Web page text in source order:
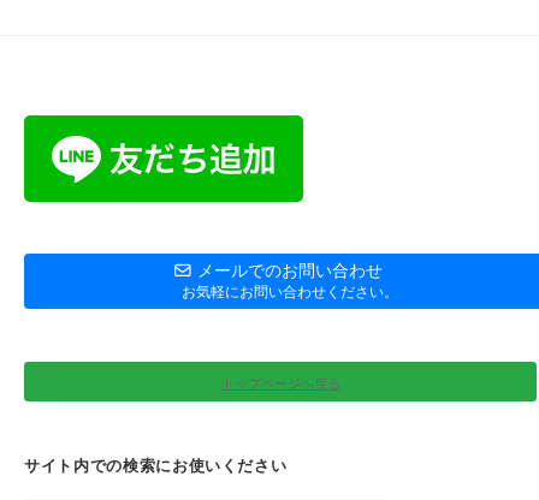
メールでのお問い合わせ
お気軽にお問い合わせください。
トップページへ戻る
サイト内での検索にお使いください